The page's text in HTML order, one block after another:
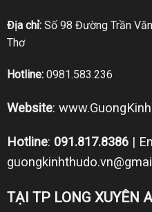
Địa chỉ:Số 98 Đường Trần Văn
Thơ
Hotline: 0981.583.236
Website:
Hotline: 091.817.8386|
TẠI TP LONG XUYÊN